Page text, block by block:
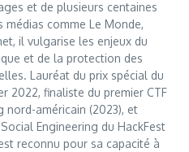
et de plusieurs centaines
médias comme Le Monde,
il vulgarise les enjeux du
et de la protection des
Lauréat du prix spécial du
2022, finaliste du premier CTF
nord-américain (2023), et
Engineering du HackFest
reconnu pour sa capacité à